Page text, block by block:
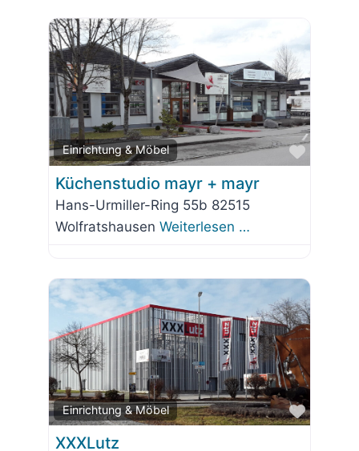
Einrichtung & Möbel
Favorit
Küchenstudio mayr + mayr
Hans-Urmiller-Ring 55b 82515
Wolfratshausen Weiterlesen …
Einrichtung & Möbel
Favorit
XXXLutz